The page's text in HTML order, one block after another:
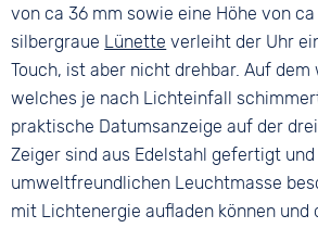
von ca 36 mm sowie eine Höhe von
silbergraue Lünette verleiht der Uhr
Touch, ist aber nicht drehbar. Auf
welches je nach Lichteinfall
praktische Datumsanzeige auf der
Zeiger sind aus Edelstahl gefertigt
umweltfreundlichen Leuchtmasse
mit Lichtenergie aufladen können und